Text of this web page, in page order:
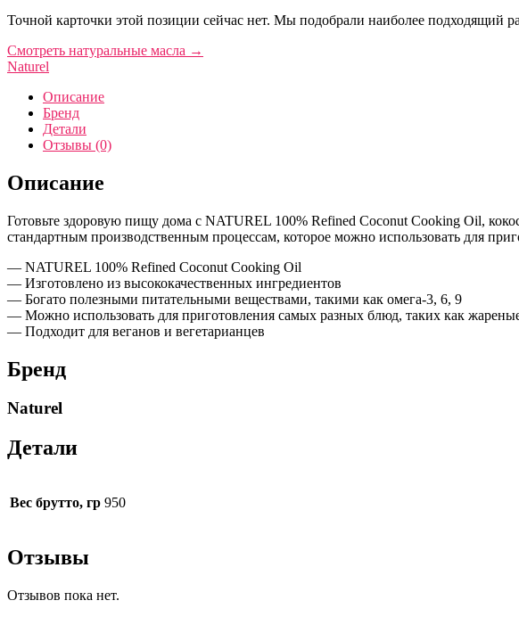
Точной карточки этой позиции сейчас нет. Мы подобрали наиболее подходящий
Смотреть натуральные масла →
Naturel
Описание
Бренд
Детали
Отзывы (0)
Описание
Готовьте здоровую пищу дома с NATUREL 100% Refined Coconut Cooking Oil,
стандартным производственным процессам, которое можно использовать для
— NATUREL 100% Refined Coconut Cooking Oil
— Изготовлено из высококачественных ингредиентов
— Богато полезными питательными веществами, такими как омега-3, 6, 9
— Можно использовать для приготовления самых разных блюд, таких как
— Подходит для веганов и вегетарианцев
Бренд
Naturel
Детали
Вес брутто, гр 950
Отзывы
Отзывов пока нет.